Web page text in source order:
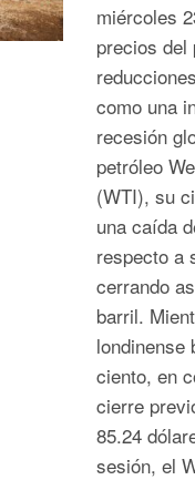
miércoles
precios del
como una
recesión
petróleo
(WTI), su
una caída
respecto a
cerrando
barril.
londinense
ciento, en
cierre
85.24
sesión, el